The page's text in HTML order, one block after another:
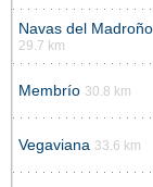
Navas del Madroño
29.7 km
Membrío 30.8 km
Vegaviana 33.6 km